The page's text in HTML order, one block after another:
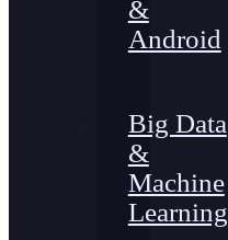
&
Android
Big Data
&
Machine
Learning